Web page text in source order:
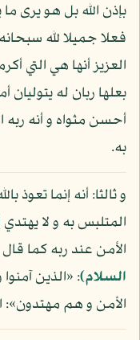
بإذن الله بل هو يرى
فعلا جميلا لله
العزيز أنها هي التي
بعلها ربان له
أحسن مثواه و أنه ربه
به.
و ثالثا: أنه إنما تعوذ
المتلبس به و لا
الأمن عند ربه كما
السلام): «الذين
الأمن و هم مهتدون»: